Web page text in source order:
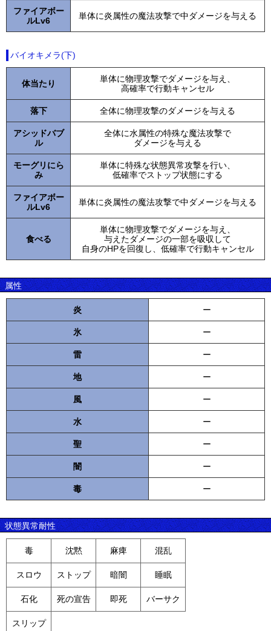
ファイアボー
ルLv6
単体に炎属性の魔法攻撃で中ダメージを与える
バイオキメラ(下)
体当たり
単体に物理攻撃でダメージを与え、
高確率で行動キャンセル
落下 全体に物理攻撃のダメージを与える
アシッドバブ
ル
全体に水属性の特殊な魔法攻撃で
ダメージを与える
モーグリにら
み
単体に特殊な状態異常攻撃を行い、
低確率でストップ状態にする
ファイアボー
ルLv6
単体に炎属性の魔法攻撃で中ダメージを与える
食べる
単体に物理攻撃でダメージを与え、
与えたダメージの一部を吸収して
自身のHPを回復し、低確率で行動キャンセル
属性
炎 ー
氷 ー
雷 ー
地 ー
風 ー
水 ー
聖 ー
闇 ー
毒 ー
状態異常耐性
毒 沈黙 麻痺 混乱
スロウ ストップ 暗闇 睡眠
石化 死の宣告 即死 バーサク
スリップ